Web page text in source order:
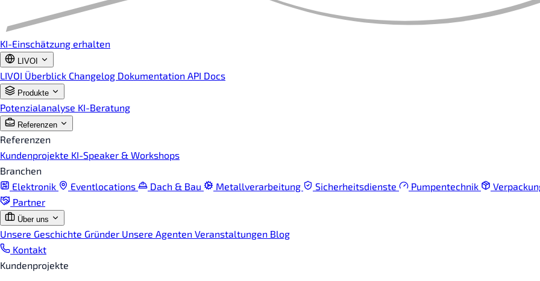
KI-Einschätzung erhalten
LIVOI
LIVOI Überblick Changelog Dokumentation API Docs
Produkte
Potenzialanalyse KI-Beratung
Referenzen
Referenzen
Kundenprojekte KI-Speaker & Workshops
Branchen
Elektronik
Eventlocations Dach & Bau Metallverarbeitung Sicherheitsdienste Pumpentechnik
Partner
Über uns
Unsere Geschichte Gründer Unsere Agenten Veranstaltungen Blog
Kontakt
Kundenprojekte